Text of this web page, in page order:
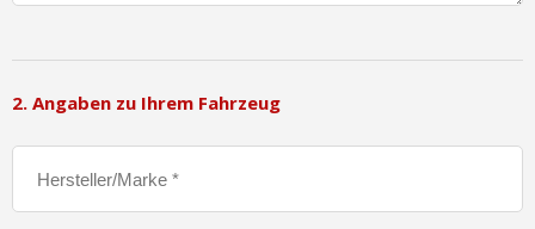
2. Angaben zu Ihrem Fahrzeug